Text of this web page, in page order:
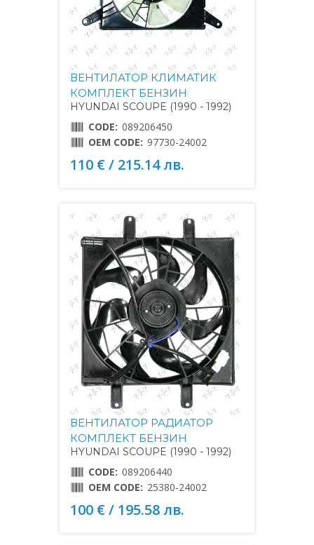
ВЕНТИЛАТОР КЛИМАТИК
КОМПЛЕКТ БЕНЗИН
HYUNDAI SCOUPE (1990 - 1992)
CODE: 089206450
OEM CODE: 97730-24002
110 € / 215.14 лв.
ВЕНТИЛАТОР РАДИАТОР
КОМПЛЕКТ БЕНЗИН
HYUNDAI SCOUPE (1990 - 1992)
CODE: 089206440
OEM CODE: 25380-24002
100 € / 195.58 лв.